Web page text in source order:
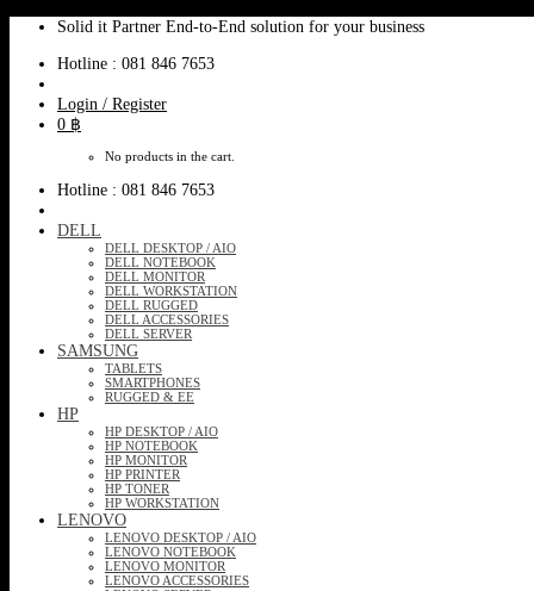
content
Solid it Partner End-to-End solution for your business
Hotline : 081 846 7653
Login / Register
0 ฿
No products in the cart.
Hotline : 081 846 7653
DELL
DELL DESKTOP / AIO
DELL NOTEBOOK
DELL MONITOR
DELL WORKSTATION
DELL RUGGED
DELL ACCESSORIES
DELL SERVER
SAMSUNG
TABLETS
SMARTPHONES
RUGGED & EE
HP
HP DESKTOP / AIO
HP NOTEBOOK
HP MONITOR
HP PRINTER
HP TONER
HP WORKSTATION
LENOVO
LENOVO DESKTOP / AIO
LENOVO NOTEBOOK
LENOVO MONITOR
LENOVO ACCESSORIES